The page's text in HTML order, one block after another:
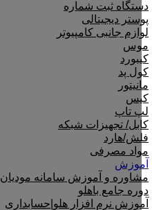
دستگاه ثبت شماره
پوستر دیجیتالی
لوازم جانبی کامپیوتر
موس
کیبورد
کول پد
مانیتور
کیس
لپ تاپ
کابل/ تجهیزات شبکه
فلش/هارد
مواد مصرفی
آموزش
مشاوره و آموزش سامانه مودیان
دوره جامع باهلو
آموزش نرم افزار هلو|حسابداری